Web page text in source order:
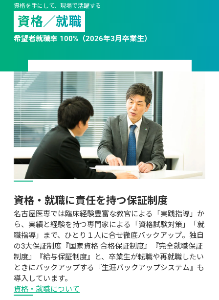
資格を手にして、現場で活躍する
資格／就職
希望者就職率 100%（2026年3月卒業生）
資格・就職に責任を持つ保証制度
名古屋医専では臨床経験豊富な教官による「実践指導」か
ら、実績と経験を持つ専門家による「資格試験対策」「就
職指導」まで、ひとり１人に合せ徹底バックアップ。独自
の3大保証制度『国家資格 合格保証制度』『完全就職保証
制度』『給与保証制度』と、卒業生が転職や再就職したい
ときにバックアップする『生涯バックアップシステム』も
導入しています。
資格・就職について